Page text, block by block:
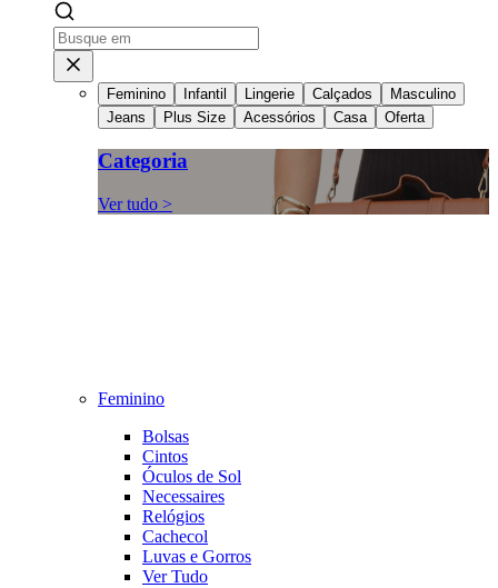
Feminino Infantil Lingerie Calçados
Masculino
Jeans
Plus Size Acessórios Casa Oferta
Categoria
Ver tudo >
Feminino
Bolsas
Cintos
Óculos de Sol
Necessaires
Relógios
Cachecol
Luvas e Gorros
Ver Tudo